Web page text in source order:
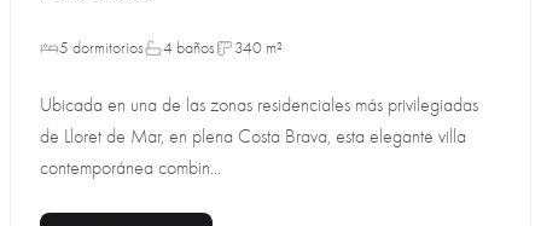
5 dormitorios 4 baños 340 m²
Ubicada en una de las zonas residenciales más privilegiadas
de Lloret de Mar, en plena Costa Brava, esta elegante villa
contemporánea combin...